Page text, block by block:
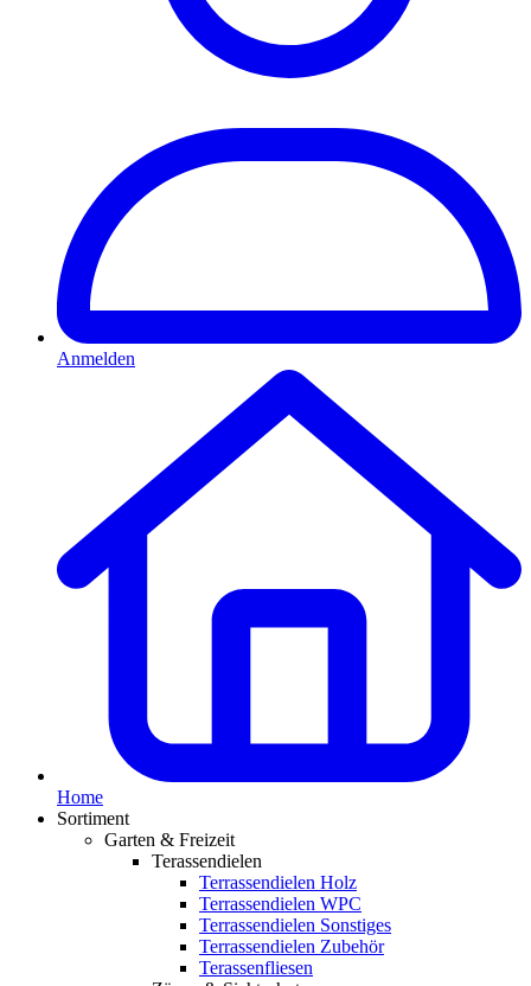
Anmelden
Home
Sortiment
Garten & Freizeit
Terassendielen
Terrassendielen Holz
Terrassendielen WPC
Terrassendielen Sonstiges
Terrassendielen Zubehör
Terassenfliesen